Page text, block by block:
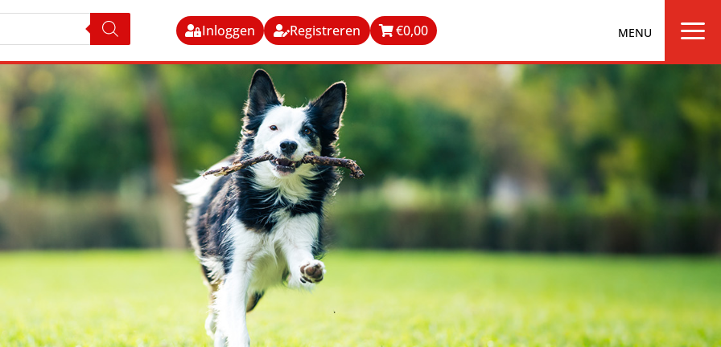
Inloggen Registreren €0,00 a